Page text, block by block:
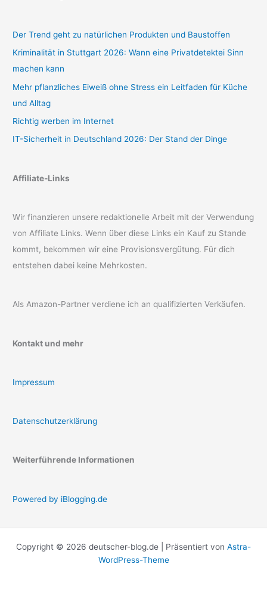
Der Trend geht zu natürlichen Produkten und Baustoffen
Kriminalität in Stuttgart 2026: Wann eine Privatdetektei Sinn
machen kann
Mehr pflanzliches Eiweiß ohne Stress ein Leitfaden für Küche
und Alltag
Richtig werben im Internet
IT-Sicherheit in Deutschland 2026: Der Stand der Dinge
Affiliate-Links
Wir finanzieren unsere redaktionelle Arbeit mit der Verwendung
von Affiliate Links. Wenn über diese Links ein Kauf zu Stande
kommt, bekommen wir eine Provisionsvergütung. Für dich
entstehen dabei keine Mehrkosten.
Als Amazon-Partner verdiene ich an qualifizierten Verkäufen.
Kontakt und mehr
Impressum
Datenschutzerklärung
Weiterführende Informationen
Powered by iBlogging.de
Copyright © 2026 deutscher-blog.de | Präsentiert von Astra-
WordPress-Theme